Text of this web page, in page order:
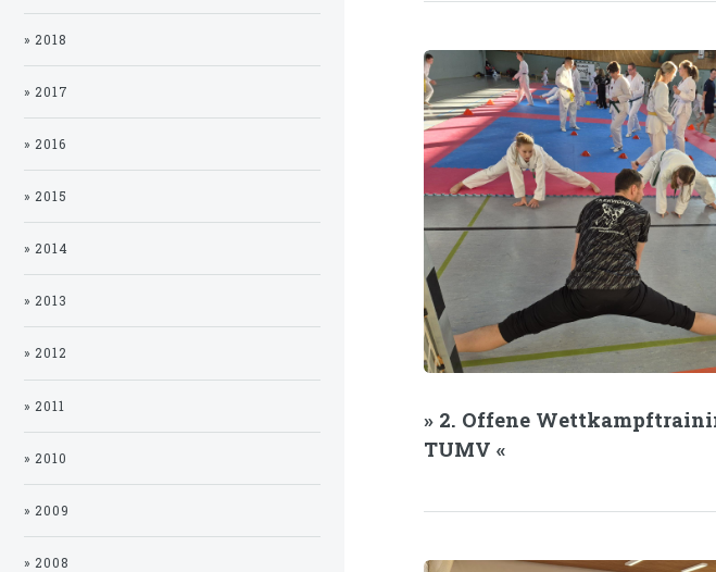
» 2. Offene
TUMV «
» 2018
» 2017
» 2016
» 2015
» 2014
» 2013
» 2012
» 2011
» 2010
» 2009
» 2008